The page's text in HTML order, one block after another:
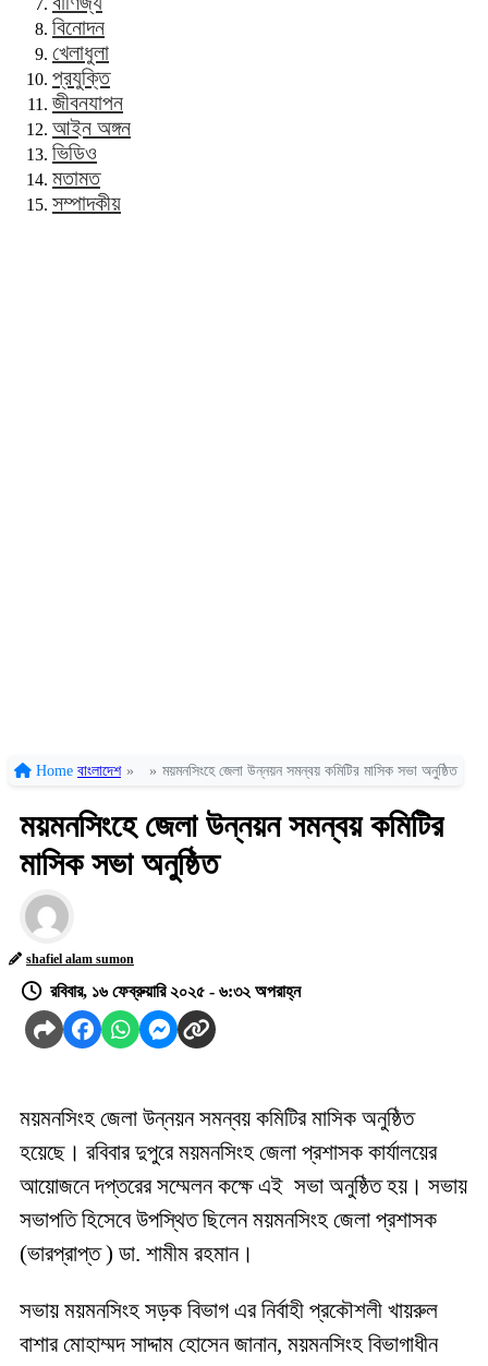
বিনোদন
খেলাধুলা
প্রযুক্তি
জীবনযাপন
আইন অঙ্গন
ভিডিও
মতামত
সম্পাদকীয়
Home বাংলাদেশ » » ময়মনসিংহে জেলা উন্নয়ন সমন্বয় কমিটির মাসিক সভা অনুষ্ঠিত
ময়মনসিংহে জেলা উন্নয়ন সমন্বয় কমিটির
মাসিক সভা অনুষ্ঠিত
shafiel alam sumon
রবিবার, ১৬ ফেব্রুয়ারি ২০২৫ - ৬:৩২ অপরাহ্ন
ময়মনসিংহ জেলা উন্নয়ন সমন্বয় কমিটির মাসিক অনুষ্ঠিত
হয়েছে। রবিবার দুপুরে ময়মনসিংহ জেলা প্রশাসক কার্যালয়ের
আয়োজনে দপ্তরের সম্মেলন কক্ষে এই সভা অনুষ্ঠিত হয়। সভায়
সভাপতি হিসেবে উপস্থিত ছিলেন ময়মনসিংহ জেলা প্রশাসক
(ভারপ্রাপ্ত ) ডা. শামীম রহমান।
সভায় ময়মনসিংহ সড়ক বিভাগ এর নির্বাহী প্রকৌশলী খায়রুল
বাশার মোহাম্মদ সাদ্দাম হোসেন জানান, ময়মনসিংহ বিভাগাধীন